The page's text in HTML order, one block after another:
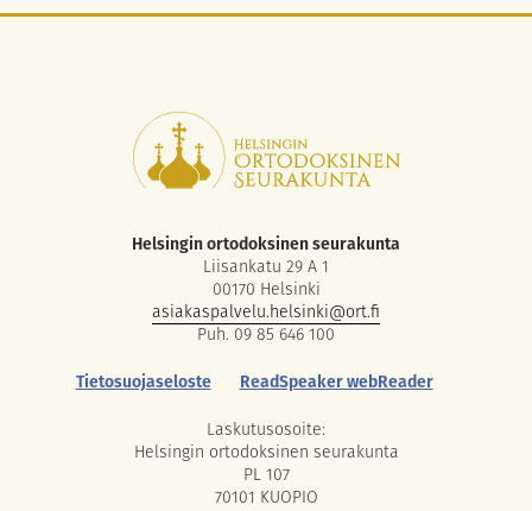
Helsingin ortodoksinen seurakunta
Liisankatu 29 A 1
00170 Helsinki
asiakaspalvelu.helsinki@ort.fi
Puh. 09 85 646 100
Tietosuojaseloste
ReadSpeaker webReader
Laskutusosoite:
Helsingin ortodoksinen seurakunta
PL 107
70101 KUOPIO